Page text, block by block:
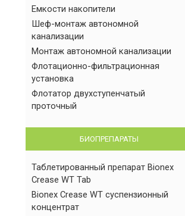
Емкости накопители
Шеф-монтаж автономной
канализации
Монтаж автономной канализации
Флотационно-фильтрационная
установка
Флотатор двухступенчатый
проточный
БИОПРЕПАРАТЫ
Таблетированный препарат Bionex
Crease WT Tab
Bionex Crease WT суспензионный
концентрат